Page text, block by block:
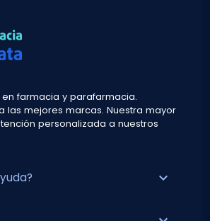
farmacia y parafarmacia.
las mejores marcas. Nuestra mayor
personalizada a nuestros
expand_more